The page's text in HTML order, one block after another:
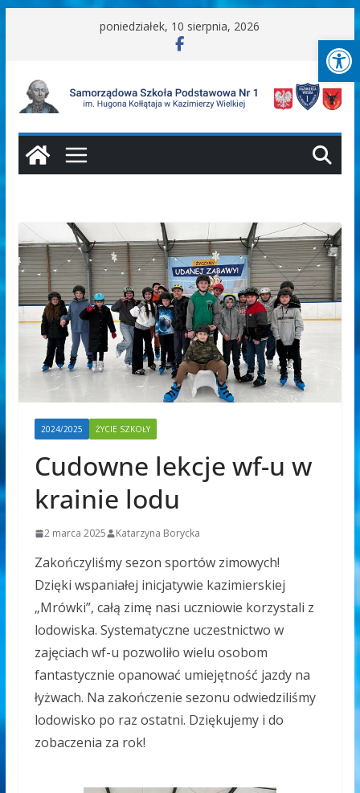
poniedziałek, 10 sierpnia, 2026
2024/2025 ŻYCIE SZKOŁY
Cudowne lekcje wf-u w
krainie lodu
2 marca 2025 Katarzyna Borycka
Zakończyliśmy sezon sportów zimowych!
Dzięki wspaniałej inicjatywie kazimierskiej
„Mrówki”, całą zimę nasi uczniowie korzystali z
lodowiska. Systematyczne uczestnictwo w
zajęciach wf-u pozwoliło wielu osobom
fantastycznie opanować umiejętność jazdy na
łyżwach. Na zakończenie sezonu odwiedziliśmy
lodowisko po raz ostatni. Dziękujemy i do
zobaczenia za rok!